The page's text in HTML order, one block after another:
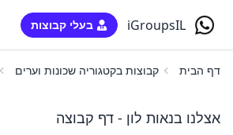
iGroupsIL בעלי קבוצות
דף הבית קבוצות בקטגוריה שכונות וערים
אצלנו בנאות לון - דף קבוצה